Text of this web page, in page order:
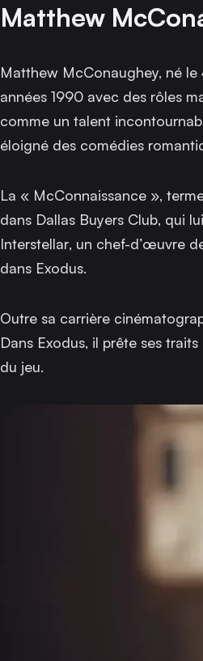
Matthew
Matthew McConaughey, né le
années 1990 avec des rôles
comme un talent
éloigné des comédies
La « McConnaissance »,
dans Dallas Buyers Club, qui
Interstellar, un chef-d’œuvre
dans Exodus.
Outre sa carrière
Dans Exodus, il prête ses
du jeu.